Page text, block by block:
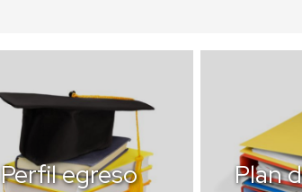
Perfil egreso Plan